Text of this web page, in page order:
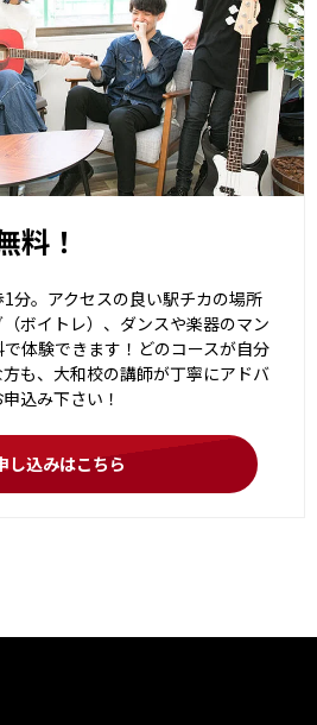
料！
分。アクセスの良い駅チカの場所
ボイトレ）、ダンスや楽器のマン
体験できます！どのコースが自分
も、大和校の講師が丁寧にアドバ
込み下さい！
し込みはこちら